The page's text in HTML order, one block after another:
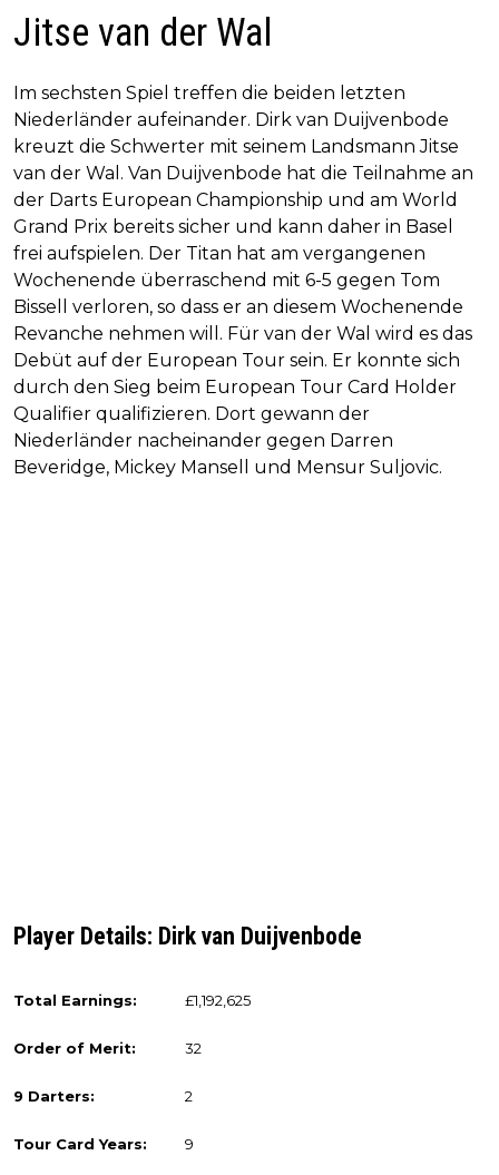
Jitse van der Wal
Im sechsten Spiel treffen die beiden letzten
Niederländer aufeinander. Dirk van Duijvenbode
kreuzt die Schwerter mit seinem Landsmann Jitse
van der Wal. Van Duijvenbode hat die Teilnahme an
der Darts European Championship und am World
Grand Prix bereits sicher und kann daher in Basel
frei aufspielen. Der Titan hat am vergangenen
Wochenende überraschend mit 6-5 gegen Tom
Bissell verloren, so dass er an diesem Wochenende
Revanche nehmen will. Für van der Wal wird es das
Debüt auf der European Tour sein. Er konnte sich
durch den Sieg beim European Tour Card Holder
Qualifier qualifizieren. Dort gewann der
Niederländer nacheinander gegen Darren
Beveridge, Mickey Mansell und Mensur Suljovic.
Player Details: Dirk van Duijvenbode
Total Earnings: £1,192,625
Order of Merit: 32
9 Darters: 2
Tour Card Years: 9